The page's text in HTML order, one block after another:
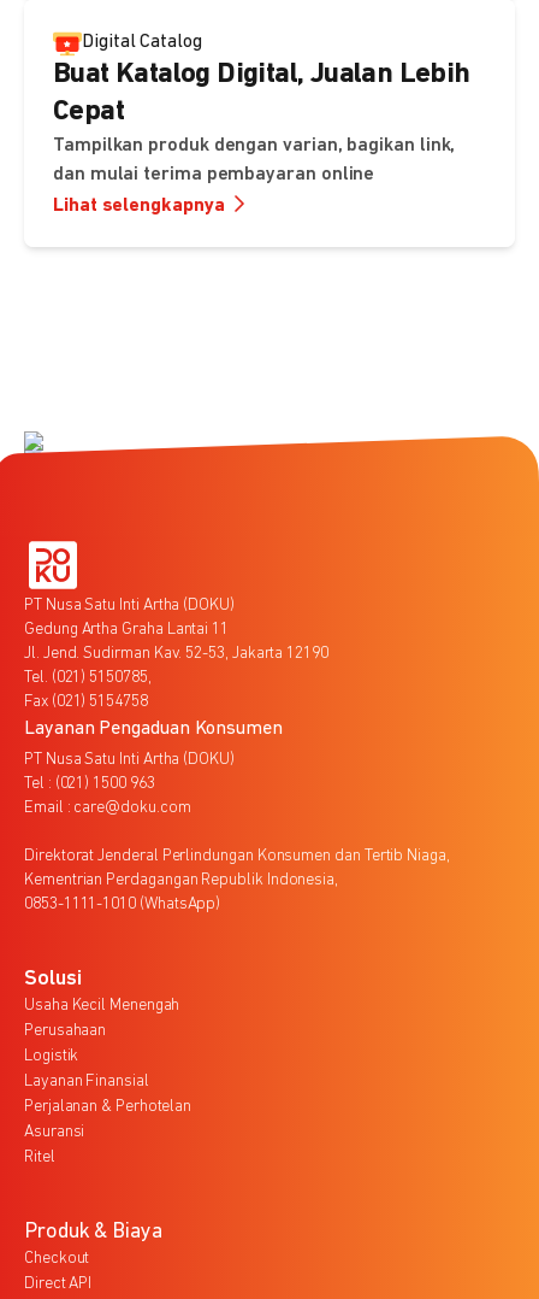
Digital Catalog
Buat Katalog Digital, Jualan Lebih
Cepat
Tampilkan produk dengan varian, bagikan link,
dan mulai terima pembayaran online
Lihat selengkapnya
PT Nusa Satu Inti Artha (DOKU)
Gedung Artha Graha Lantai 11
Jl. Jend. Sudirman Kav. 52-53, Jakarta 12190
Tel. (021) 5150785,
Fax (021) 5154758
Layanan Pengaduan Konsumen
PT Nusa Satu Inti Artha (DOKU)
Tel : (021) 1500 963
Email : care@doku.com
Direktorat Jenderal Perlindungan Konsumen dan Tertib Niaga,
Kementrian Perdagangan Republik Indonesia,
0853-1111-1010 (WhatsApp)
Solusi
Usaha Kecil Menengah
Perusahaan
Logistik
Layanan Finansial
Perjalanan & Perhotelan
Asuransi
Ritel
Produk & Biaya
Checkout
Direct API